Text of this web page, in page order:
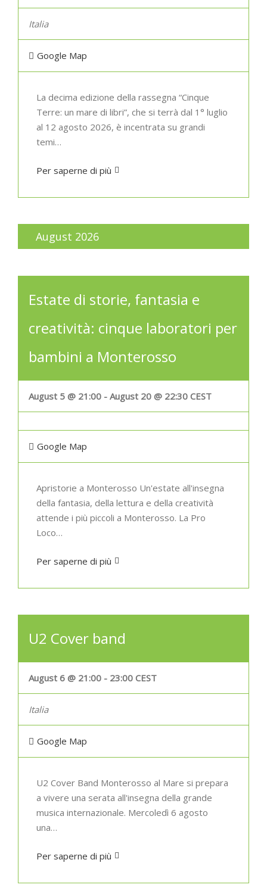
Italia
Google Map
La decima edizione della rassegna “Cinque
Terre: un mare di libri”, che si terrà dal 1° luglio
al 12 agosto 2026, è incentrata su grandi
temi…
Per saperne di più
August 2026
Estate di storie, fantasia e
creatività: cinque laboratori per
bambini a Monterosso
August 5 @ 21:00 -August 20 @ 22:30 CEST
Google Map
Apristorie a Monterosso Un'estate all'insegna
della fantasia, della lettura e della creatività
attende i più piccoli a Monterosso. La Pro
Loco…
Per saperne di più
U2 Cover band
August 6 @ 21:00 - 23:00 CEST
Italia
Google Map
U2 Cover Band Monterosso al Mare si prepara
a vivere una serata all'insegna della grande
musica internazionale. Mercoledì 6 agosto
una…
Per saperne di più